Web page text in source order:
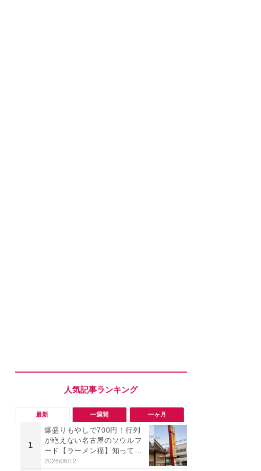
最新 一週間 一ヶ月
1
爆盛りもやしで700円！行列
が絶えない名古屋のソウルフ
ード【ラーメン福】知って
る？
2026/06/12